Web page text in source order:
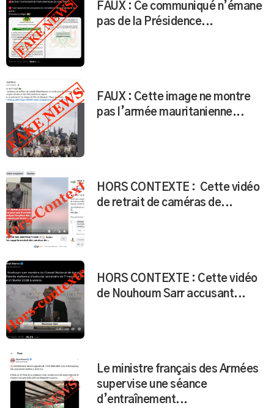
FAUX : Ce communiqué n’émane
pas de la Présidence...
FAUX : Cette image ne montre
pas l’armée mauritanienne...
HORS CONTEXTE : Cette vidéo
de retrait de caméras de...
HORS CONTEXTE : Cette vidéo
de Nouhoum Sarr accusant...
Le ministre français des Armées
supervise une séance
d’entraînement...